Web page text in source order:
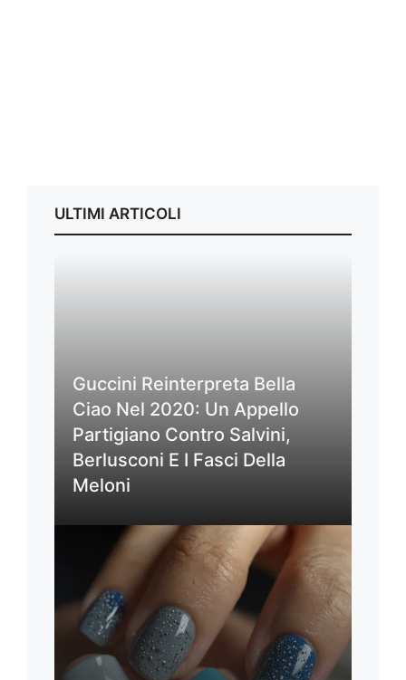
ULTIMI ARTICOLI
Guccini Reinterpreta Bella
Ciao Nel 2020: Un Appello
Partigiano Contro Salvini,
Berlusconi E I Fasci Della
Meloni